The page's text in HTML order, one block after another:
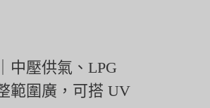
中壓供氣、LPG
範圍廣，可搭 UV